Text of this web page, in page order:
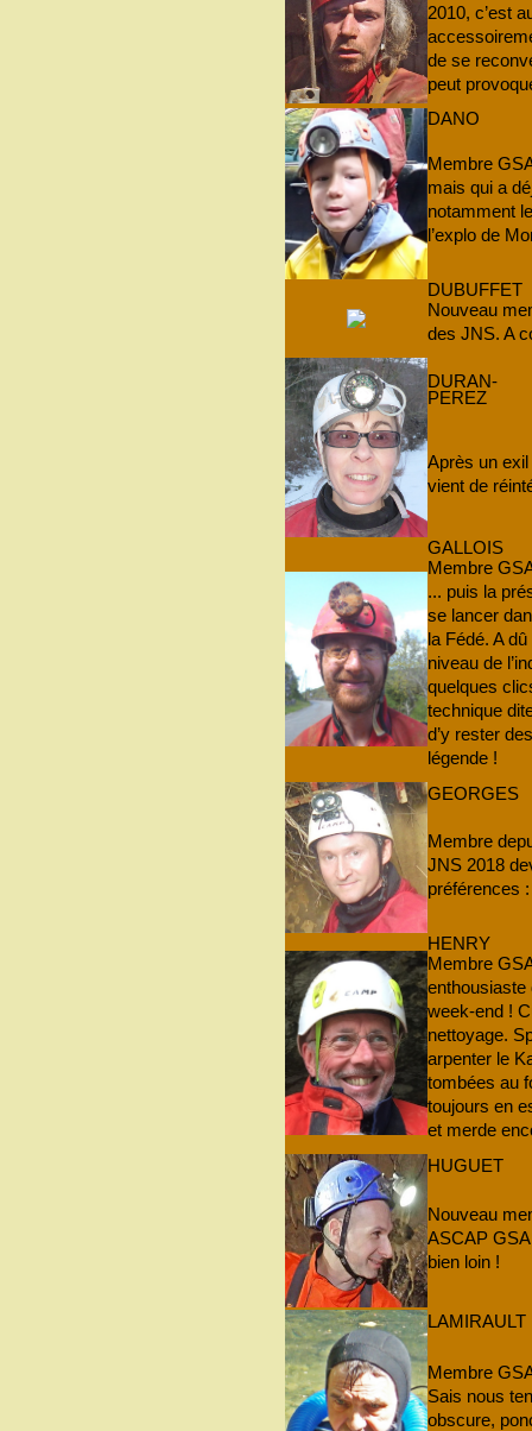
2010, c’est
de se
peut
DANO
Membre
mais qui a
notamment
l’explo de
DUBUFFET
Nouveau
des JNS. A
DURAN-
PEREZ
Après un
vient de
GALLOIS
Membre
... puis la
se lancer
la Fédé. A
niveau de
quelques
technique
d’y rester
légende !
GEORGES
Membre
JNS 2018
préférences
HENRY
Membre
enthousiaste
week-end !
nettoyage.
arpenter le
tombées au
toujours en
et merde
HUGUET
Nouveau
ASCAP
bien loin !
LAMIRAULT
Membre
Sais nous
obscure,